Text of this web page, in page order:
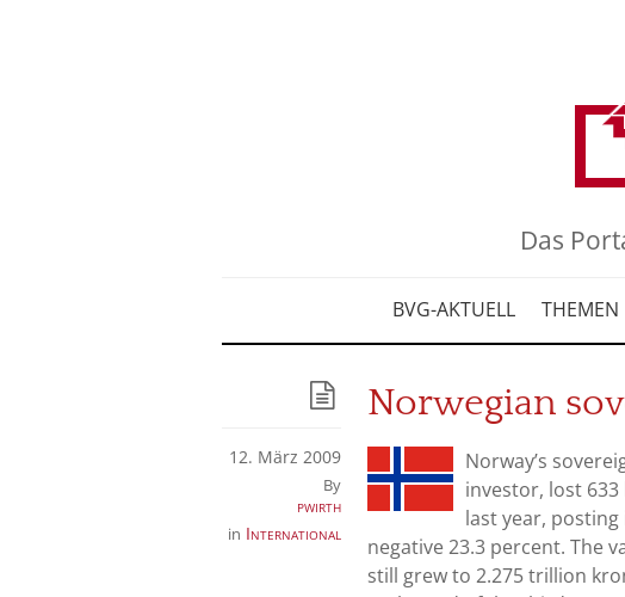
Das
BVG-AKTUELL THEMEN
Norwegian
12. März 2009
By
pwirth
in International
Norway’s
investor, lost
last year,
negative 23.3 percent. The
still grew to 2.275 trillion